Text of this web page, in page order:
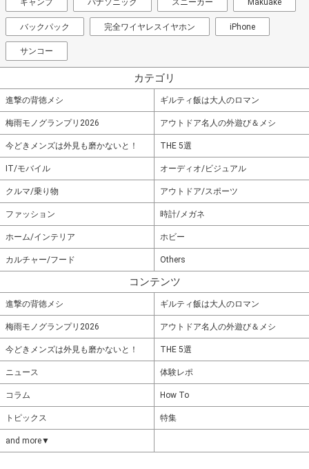
キャンプ パナソニック スニーカー Makuake
バックパック 完全ワイヤレスイヤホン iPhone
サンコー
カテゴリ
進撃の背徳メシ ギルティ飯は大人のロマン
梅雨モノグランプリ2026 アウトドア名人の外遊び＆メシ
今どきメンズは外見も磨かないと！ THE 5選
IT/モバイル オーディオ/ビジュアル
クルマ/乗り物 アウトドア/スポーツ
ファッション 時計/メガネ
ホーム/インテリア ホビー
カルチャー/フード Others
コンテンツ
進撃の背徳メシ ギルティ飯は大人のロマン
梅雨モノグランプリ2026 アウトドア名人の外遊び＆メシ
今どきメンズは外見も磨かないと！ THE 5選
ニュース 体験レポ
コラム How To
トピックス 特集
and more▼